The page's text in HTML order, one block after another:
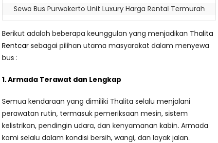
Sewa Bus Purwokerto Unit Luxury Harga Rental Termurah
Berikut adalah beberapa keunggulan yang menjadikan Thalita
Rentcar sebagai pilihan utama masyarakat dalam menyewa
bus :
1. Armada Terawat dan Lengkap
Semua kendaraan yang dimiliki Thalita selalu menjalani
perawatan rutin, termasuk pemeriksaan mesin, sistem
kelistrikan, pendingin udara, dan kenyamanan kabin. Armada
kami selalu dalam kondisi bersih, wangi, dan layak jalan.